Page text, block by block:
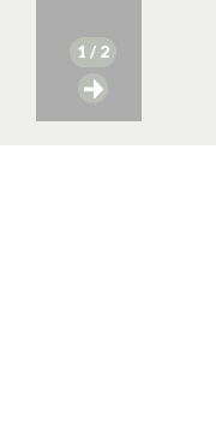
1 / 2